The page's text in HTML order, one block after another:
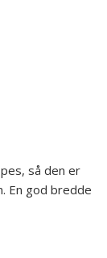
så den er
En god bredde